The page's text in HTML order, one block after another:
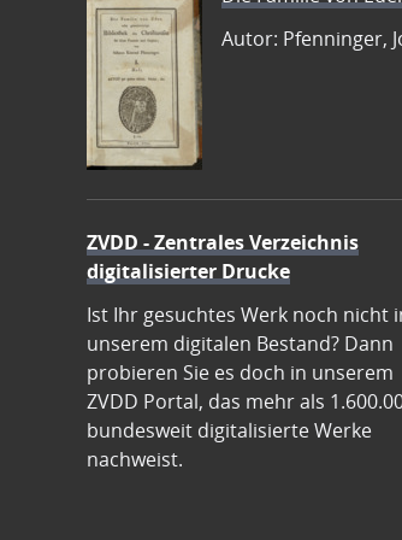
Autor: Pfenninger,
ZVDD - Zentrales Verzeichnis
digitalisierter Drucke
Ist Ihr gesuchtes Werk noch nicht
unserem digitalen Bestand? Dann
probieren Sie es doch in unserem
ZVDD Portal, das mehr als
bundesweit digitalisierte Werke
nachweist.